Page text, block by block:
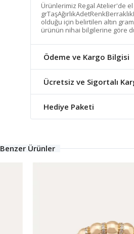
Ürünlerimiz Regal Atelier'de
olduğu için belirtilen altın
ürünün nihai bilgilerine göre
Ödeme ve Kargo Bilgisi
Ücretsiz ve Sigortalı
Hediye Paketi
Benzer Ürünler